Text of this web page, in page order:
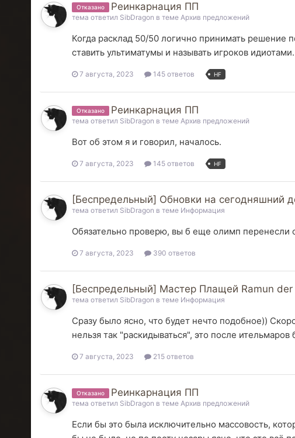
Отказано Реинкарнация ПП
тема ответил SibDragon в темеАрхив предложений
Когда расклад 50/50 логично принимать решение
ставить ультиматумы и называть игроков
7 августа, 2023 145 ответов HF
Отказано Реинкарнация ПП
тема ответил SibDragon в темеАрхив предложений
Вот об этом я и говорил, началось.
7 августа, 2023 145 ответов HF
[Беспредельный] Обновки на сегодняшний
тема ответил SibDragon в теме Информация
Обязательно проверю, вы б еще олимп перенесли
7 августа, 2023 390 ответов
[Беспредельный] Мастер Плащей Ramun der
тема ответил SibDragon в теме Информация
Сразу было ясно, что будет нечто подобное))
нельзя так "раскидываться", это после
7 августа, 2023 215 ответов
Отказано Реинкарнация ПП
тема ответил SibDragon в темеАрхив предложений
Если бы это была исключительно массовость,